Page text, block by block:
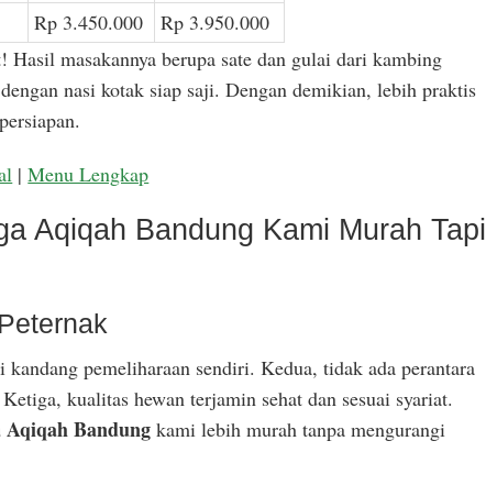
Rp 3.450.000
Rp 3.950.000
masakannya berupa sate dan gulai dari kambing
nasi kotak siap saji. Dengan demikian, lebih praktis
|Menu Lengkap
Aqiqah Bandung Kami Murah Tapi
pemeliharaan sendiri. Kedua, tidak ada perantara
kualitas hewan terjamin sehat dan sesuai syariat.
Bandungkami lebih murah tanpa mengurangi